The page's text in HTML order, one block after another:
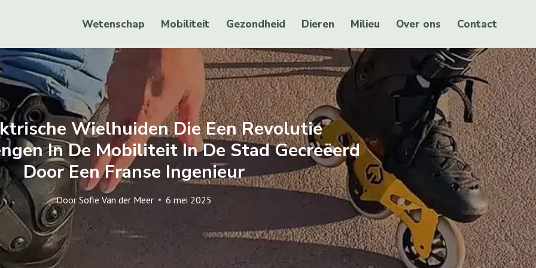
Wetenschap Mobiliteit Gezondheid Dieren Milieu Over ons Contact
Wielhuiden Die Een Revolutie
In De Mobiliteit In De Stad Gecreëerd
Door Een Franse Ingenieur
Door Sofie Van der Meer 6 mei 2025